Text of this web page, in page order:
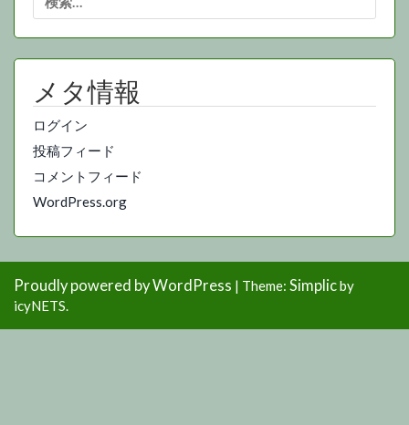
索:
メタ情報
ログイン
投稿フィード
コメントフィード
WordPress.org
Proudly powered by WordPress | Theme: Simplicby
icyNETS.